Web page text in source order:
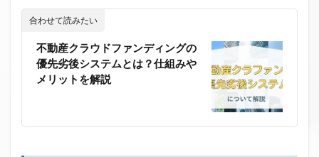
合わせて読みたい
不動産クラウドファンディングの
優先劣後システムとは？仕組みや
メリットを解説